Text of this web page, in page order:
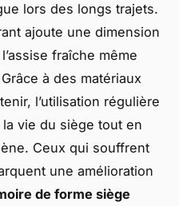
lors des longs trajets.
ajoute une dimension
fraîche même
à des matériaux
l’utilisation régulière
vie du siège tout en
Ceux qui souffrent
une amélioration
de forme siège